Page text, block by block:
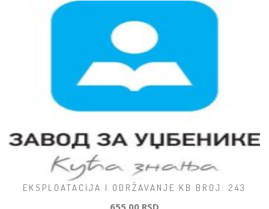
EKSPLOATACIJA I ODRŽAVANJE KB BROJ: 243